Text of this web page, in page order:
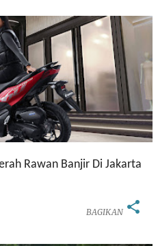
Rawan Banjir Di Jakarta
BAGIKAN